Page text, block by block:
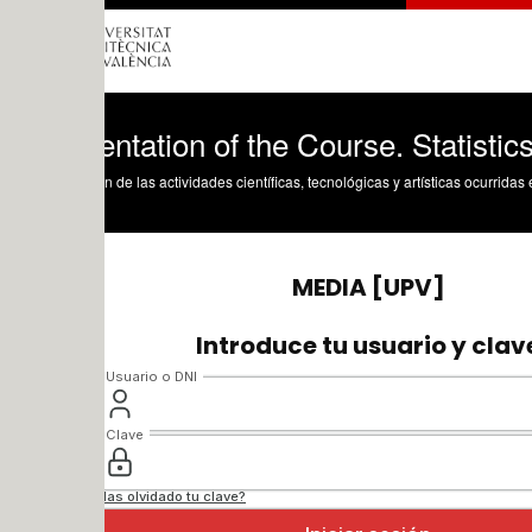
of the Course. Statistics I
de las actividades científicas, tecnológicas y artísticas ocurridas en los tres